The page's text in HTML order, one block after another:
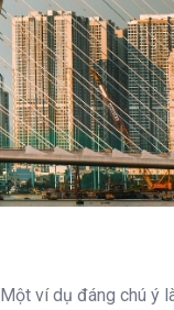
ví dụ đáng chú ý